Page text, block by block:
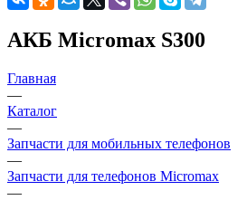
Главная
Каталог
Запчасти для мобильных телефонов
Запчасти для телефонов Micromax
Аккумуляторы (АКБ) для Micromax
АКБ Micromax S300